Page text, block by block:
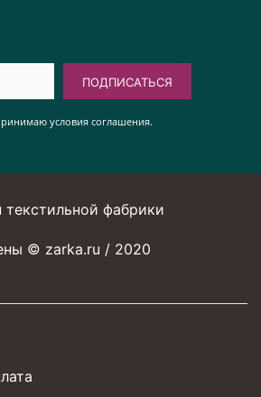
ПОДПИСАТЬСЯ
условия соглашения.
текстильной фабрики
© zarka.ru / 2020